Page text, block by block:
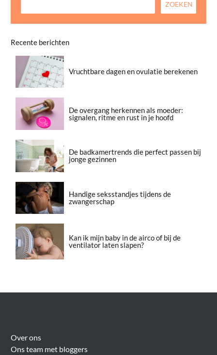
Recente berichten
Vruchtbare dagen en ovulatie berekenen
De overgang herkennen als moeder:
signalen, ritme en rust in je hoofd
De badkamertrends die perfect passen bij
jonge gezinnen
Handige seksstandjes tijdens de
zwangerschap
Kan ik mijn baby in de airco of bij de
ventilator laten slapen?
Over ons
Ons team met bloggers